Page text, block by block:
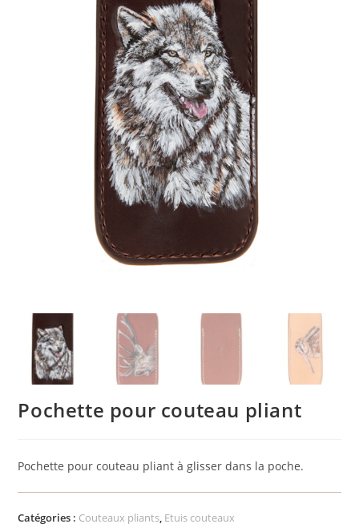
Pochette pour couteau pliant
Pochette pour couteau pliant à glisser dans la poche.
Catégories : Couteaux pliants, Etuis couteaux